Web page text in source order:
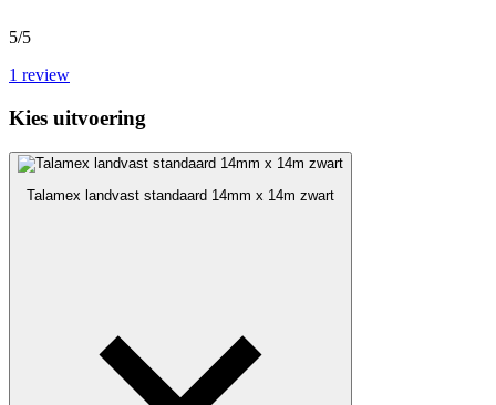
5/5
1 review
Kies uitvoering
Talamex landvast standaard 14mm x 14m zwart